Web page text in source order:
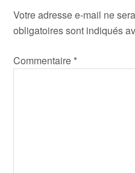
Votre adresse e-mail ne
obligatoires sont indiqués
Commentaire *